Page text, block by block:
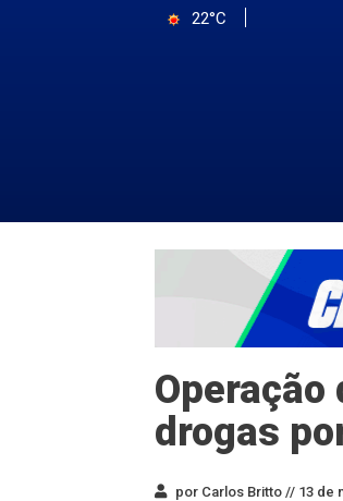
22°C
Operação
drogas
por Carlos Britto // 13 de